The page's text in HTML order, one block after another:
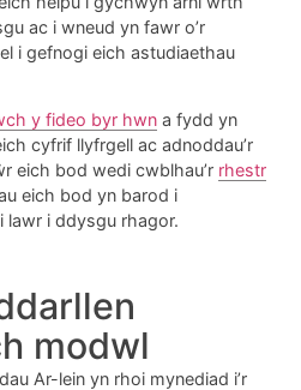
ac i wneud yn fawr o’r
i gefnogi eich astudiaethau
y fideo byr hwn a fydd yn
cyfrif llyfrgell ac adnoddau’r
eich bod wedi cwblhau’r rhestr
eich bod yn barod i
lawr i ddysgu rhagor.
modwl
Ar-lein yn rhoi mynediad i’r